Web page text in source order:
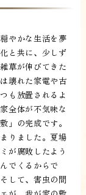
やかな生活を夢
と共に、少しず
草が伸びてきた
壊れた家電や古
も放置されるよ
全体が不気味な
」の完成です。
りました。夏場
が腐敗したよう
でくるからで
して、害虫の問